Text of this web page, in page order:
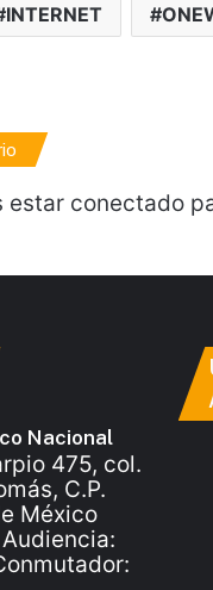
INTERNET
estar conectado
Nacional
475, col.
C.P.
México